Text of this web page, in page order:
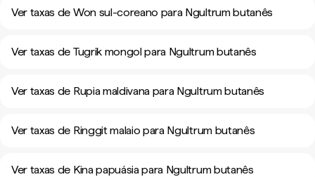
Ver taxas de Won sul-coreano para Ngultrum butanês
Ver taxas de Tugrik mongol para Ngultrum butanês
Ver taxas de Rupia maldivana para Ngultrum butanês
Ver taxas de Ringgit malaio para Ngultrum butanês
Ver taxas de Kina papuásia para Ngultrum butanês